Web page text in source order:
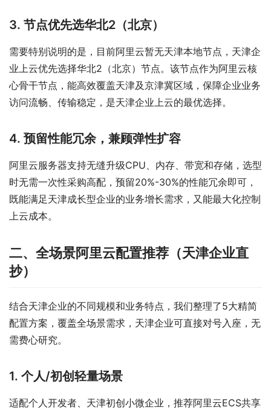
3. 节点优先选华北2（北京）
需要特别说明的是，目前阿里云暂无天津本地节点，天津企
业上云优先选择华北2（北京）节点。该节点作为阿里云核
心骨干节点，能高效覆盖天津及京津冀区域，保障企业业务
访问流畅、传输稳定，是天津企业上云的最优选择。
4. 预留性能冗余，兼顾弹性扩容
阿里云服务器支持无缝升级CPU、内存、带宽和存储，选型
时无需一次性采购高配，预留20%-30%的性能冗余即可，
既能满足天津成长型企业的业务增长需求，又能最大化控制
上云成本。
二、全场景阿里云配置推荐（天津企业直
抄）
结合天津企业的不同规模和业务特点，我们整理了5大精简
配置方案，覆盖全场景需求，天津企业可直接对号入座，无
需费心研究。
1. 个人/初创轻量场景
适配个人开发者、天津初创小微企业，推荐阿里云ECS共享